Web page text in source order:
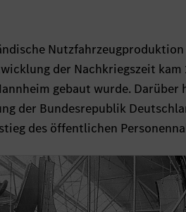
der Nachkriegszeit
gebaut wurde.
der Bundesrepublik
des öffentlichen